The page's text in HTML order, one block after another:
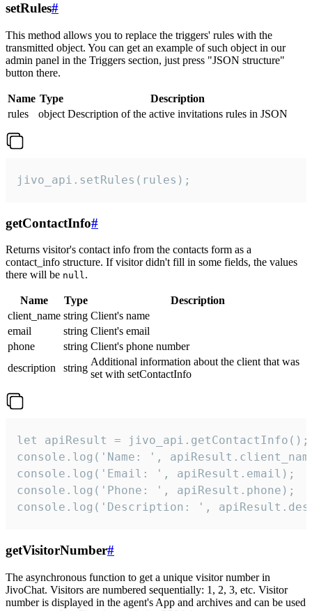
setRules#
This method allows you to replace the triggers' rules with the
transmitted object. You can get an example of such object in our
admin panel in the Triggers section, just press "JSON structure"
button there.
Name Type
Description
rules
object Description of the active invitations rules in JSON
jivo_api.setRules(rules);
getContactInfo#
Returns visitor's contact info from the contacts form as a
contact_info structure. If visitor didn't fill in some fields, the values
there will be null.
Name Type
Description
client_name string Client's name
email
string Client's email
phone
string Client's phone number
description
string
Additional information about the client that was
set with setContactInfo
let apiResult = jivo_api.getContactInfo();
console.log('Name: ',
console.log('Email: ', apiResult.email);
console.log('Phone: ', apiResult.phone);
console.log('Description: ',
getVisitorNumber#
The asynchronous function to get a unique visitor number in
JivoChat. Visitors are numbered sequentially: 1, 2, 3, etc. Visitor
number is displayed in the agent's App and archives and can be used